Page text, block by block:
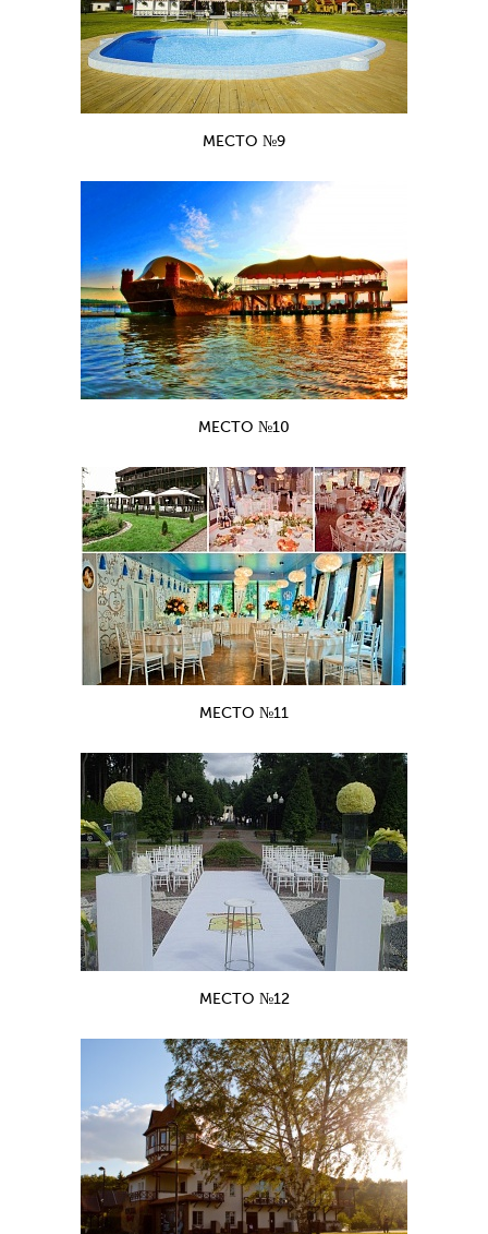
МЕСТО №9
МЕСТО №10
МЕСТО №11
МЕСТО №12